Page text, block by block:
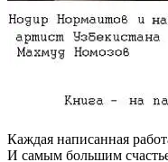
Каждая написанная
И самым большим